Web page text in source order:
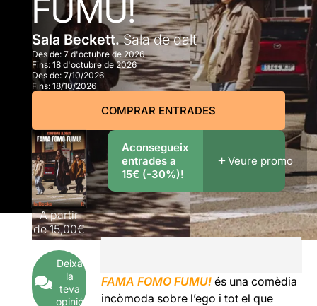
FUMU!
Sala Beckett.Sala de dalt
Des de: 7 d'octubre de 2026
Fins: 18 d'octubre de 2026
Des de: 7/10/2026
Fins: 18/10/2026
COMPRAR ENTRADES
A partir
de15,00€
Deixa
la
teva
opinió
Aconsegueix
entrades a
15€ (-30%)!
Veure promo
FAMA FOMO FUMU!és una comèdia
incòmoda sobre l’ego i tot el que